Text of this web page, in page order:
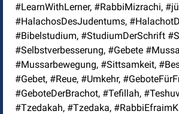
#LearnWithLerner, #RabbiMizrachi,
#HalachosDesJudentums,
#Bibelstudium, #StudiumDerSchrift
#Selbstverbesserung, #Gebete
#Mussarbewegung, #Sittsamkeit,
#Gebet, #Reue, #Umkehr,
#GeboteDerBrachot, #Tefillah,
#Tzedakah, #Tzedaka,